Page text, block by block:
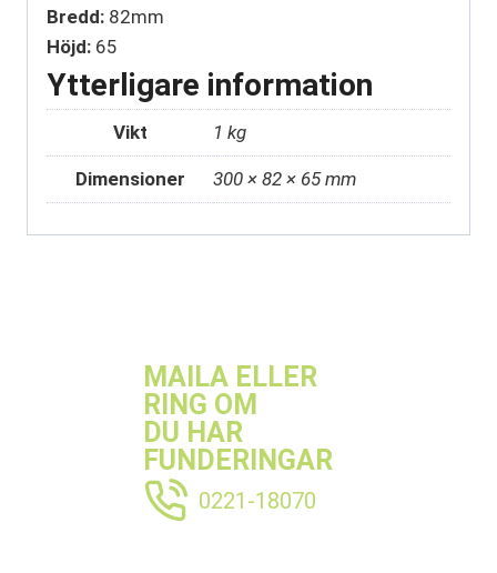
Bredd: 82mm
Höjd: 65
Ytterligare information
Vikt 1 kg
Dimensioner 300 × 82 × 65 mm
MAILA ELLER
RING OM
DU HAR
FUNDERINGAR
0221-18070